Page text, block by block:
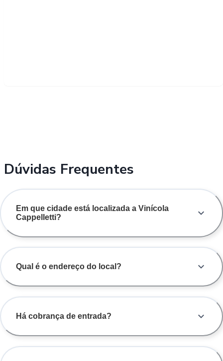
Dúvidas Frequentes
Em que cidade está localizada a Vinícola
Cappelletti?
Qual é o endereço do local?
Há cobrança de entrada?